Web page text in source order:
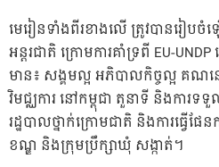
មេរៀនទាំងពីរខាងលើ ត្រូវបានរៀប
អន្តរជាតិ ក្រោមការគាំទ្រពី EU-
មាន៖ សង្គមល្អ អភិបាលកិច្ចល្អ គណន
វិមជ្ឈការ នៅកម្ពុជា តួនាទី និងការទ
រដ្ឋបាលថ្នាក់ក្រោមជាតិ និងការធ្វើផ
ខណ្ឌ និងក្រុមប្រឹក្សាឃុំ សង្កាត់។